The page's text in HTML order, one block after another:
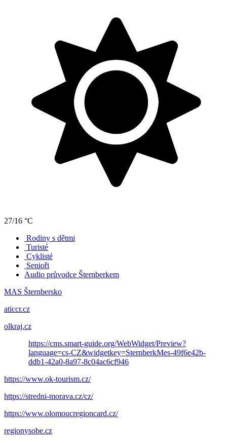
27/16 °C
Rodiny s dětmi
Turisté
Cyklisté
Senioři
Audio průvodce Šternberkem
MAS Šternbersko
aticcr.cz
olkraj.cz
https://cms.smart-guide.org/WebWidget/Preview?
language=cs-CZ&widgetkey=SternberkMes-49f6e42b-
ddb1-42a0-8a97-8c04ac6cf946
https://www.ok-tourism.cz/
https://stredni-morava.cz/cz/
https://www.olomoucregioncard.cz/
regionysobe.cz